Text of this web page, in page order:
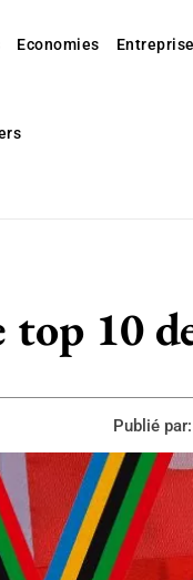
Economies
top 10
Publié par: